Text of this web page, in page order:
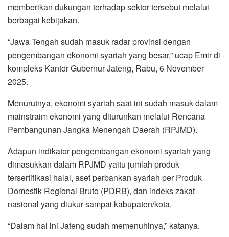
memberikan dukungan terhadap sektor tersebut melalui
berbagai kebijakan.
“Jawa Tengah sudah masuk radar provinsi dengan
pengembangan ekonomi syariah yang besar,” ucap Emir di
kompleks Kantor Gubernur Jateng, Rabu, 6 November
2025.
Menurutnya, ekonomi syariah saat ini sudah masuk dalam
mainstraim ekonomi yang diturunkan melalui Rencana
Pembangunan Jangka Menengah Daerah (RPJMD).
Adapun indikator pengembangan ekonomi syariah yang
dimasukkan dalam RPJMD yaitu jumlah produk
tersertifikasi halal, aset perbankan syariah per Produk
Domestik Regional Bruto (PDRB), dan indeks zakat
nasional yang diukur sampai kabupaten/kota.
“Dalam hal ini Jateng sudah memenuhinya,” katanya.